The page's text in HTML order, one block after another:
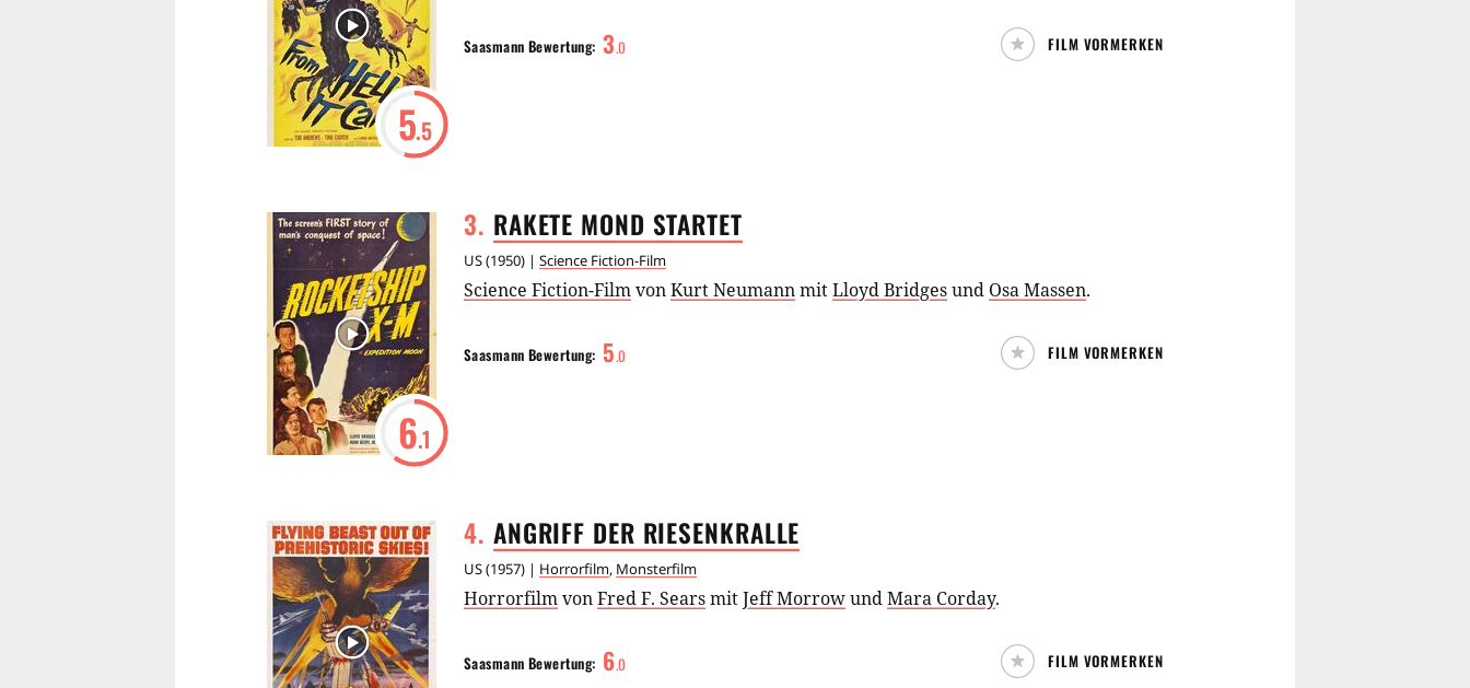
5.5
Saasmann Bewertung: 3.0 FILM VORMERKEN
3. RAKETE MOND STARTET
US(1950) | Science Fiction-Film
6.1
Science Fiction-FilmvonKurt NeumannmitLloyd Bridgesund Osa Massen.
Saasmann Bewertung: 5.0 FILM VORMERKEN
4. ANGRIFF DER RIESENKRALLE
US(1957) | Horrorfilm, Monsterfilm
HorrorfilmvonFred F. SearsmitJeff MorrowundMara Corday.
Saasmann Bewertung: 6.0 FILM VORMERKEN